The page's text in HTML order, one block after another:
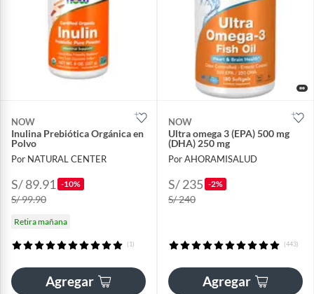
NOW
Inulina Prebiótica Orgánica en
Polvo
Por NATURAL CENTER
S/ 89.91 -10%
S/ 99.90
Retira mañana
(1)
Agregar
NOW
Ultra omega 3 (EPA) 500 mg
(DHA) 250 mg
Por AHORAMISALUD
S/ 235 -2%
S/ 240
(443)
Agregar